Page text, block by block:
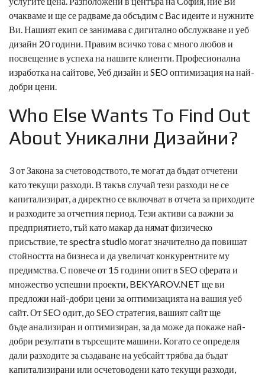
очакваме и ще се радваме да обсъдим с Вас идеите и нужните
Ви. Нашият екип се занимава с дигитално обслужване и уеб
дизайн 20 години. Правим всичко това с много любов и
посвещение в успеха на нашите клиенти. Професионална
изработка на сайтове, Уеб дизайн и SEO оптимизация на най-
добри цени.
Who Else Wants To Find Out
About Уникални Дизайни?
3 от Закона за счетоводството, те могат да бъдат отчетени
като текущи разходи. В такъв случай тези разходи не се
капитализират, а директно се включват в отчета за приходите
и разходите за отчетния период. Тези активи са важни за
предприятието, тъй като макар да нямат физическо
присъствие, теspectra studio могат значително да повишат
стойността на бизнеса и да увеличат конкурентните му
предимства. С повече от 15 години опит в SEO сферата и
множество успешни проекти, BEKYAROV.NET ще ви
предложи най-добри цени за оптимизацията на вашия уеб
сайт. От SEO одит, до SEO стратегия, вашият сайт ще
бъде анализиран и оптимизиран, за да може да покаже най-
добри резултати в търсещите машини. Когато се определя
дали разходите за създаване на уебсайт трябва да бъдат
капитализирани или осчетоводени като текущи разходи,